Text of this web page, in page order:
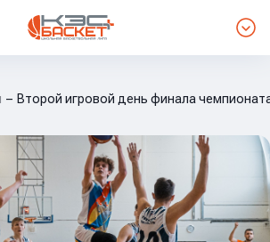
Второй игровой день финала